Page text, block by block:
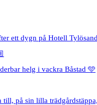
ett dygn på Hotell
helg i vackra Båstad 🩵
till, på sin lilla